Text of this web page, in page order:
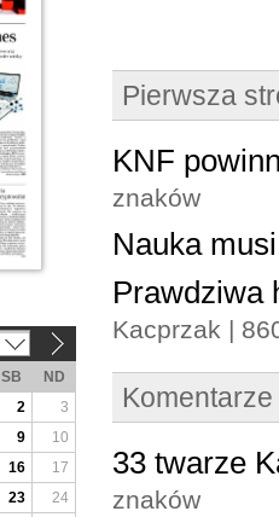
Pierwsza
KNF
znaków
Nauka
Prawdziwa
Kacprzak |
Komentarze
33 twarze
znaków
SB
ND
2
3
9
10
16
17
23
24